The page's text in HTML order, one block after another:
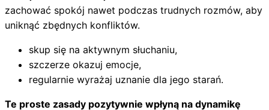
zachować spokój nawet podczas trudnych rozmów, aby
uniknąć zbędnych konfliktów.
skup się na aktywnym słuchaniu,
szczerze okazuj emocje,
regularnie wyrażaj uznanie dla jego starań.
Te proste zasady pozytywnie wpłyną na dynamikę